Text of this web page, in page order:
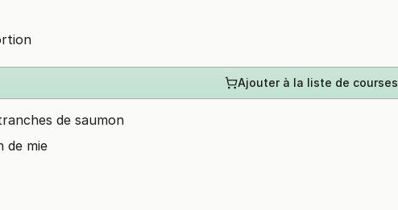
Ajouter à la liste de courses
de saumon
de mie